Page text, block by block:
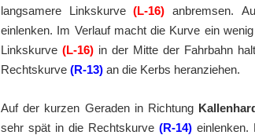
langsamere Linkskurve(L-16) anbremsen.
einlenken. Im Verlauf macht die Kurve ein
Linkskurve(L-16) in der Mitte der Fahrbahn
Rechtskurve (R-13) an die Kerbs heranziehen.
Auf der kurzen Geraden in Richtung
sehr spät in die Rechtskurve (R-14)